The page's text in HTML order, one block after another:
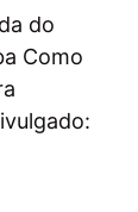
do
Como